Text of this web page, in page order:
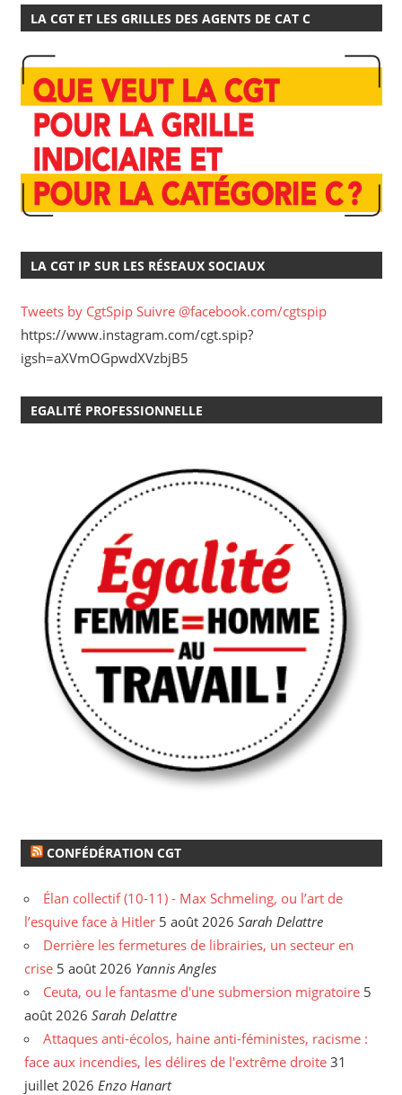
LA CGT ET LES GRILLES DES AGENTS DE CAT C
LA CGT IP SUR LES RÉSEAUX SOCIAUX
Tweets by CgtSpip Suivre @facebook.com/cgtspip
https://www.instagram.com/cgt.spip?
igsh=aXVmOGpwdXVzbjB5
EGALITÉ PROFESSIONNELLE
CONFÉDÉRATION CGT
Élan collectif (10-11) - Max Schmeling, ou l’art de
l’esquive face à Hitler 5 août 2026 Sarah Delattre
Derrière les fermetures de librairies, un secteur en
crise 5 août 2026 Yannis Angles
Ceuta, ou le fantasme d'une submersion migratoire 5
août 2026 Sarah Delattre
Attaques anti-écolos, haine anti-féministes, racisme :
face aux incendies, les délires de l'extrême droite 31
juillet 2026 Enzo Hanart